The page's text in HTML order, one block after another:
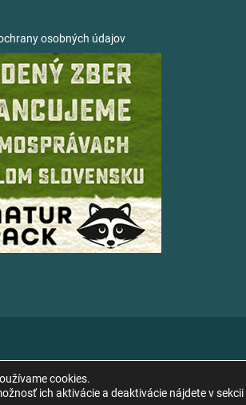
osobných údajov
cookies.
ich aktivácie a deaktivácie nájdete v sekcii